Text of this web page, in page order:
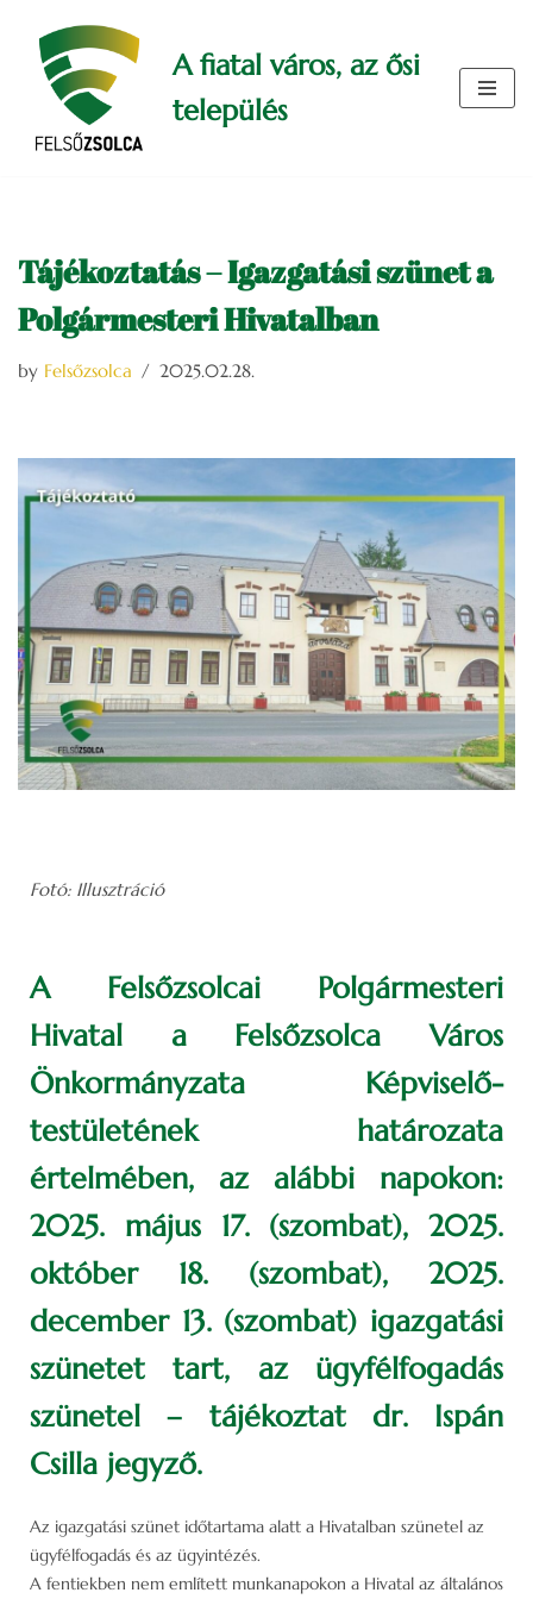
Skip
content
A fiatal város, az ősi
település
Tájékoztatás – Igazgatási szünet a
Polgármesteri Hivatalban
by Felsőzsolca 2025.02.28.
Fotó: Illusztráció
A Felsőzsolcai Polgármesteri
Hivatal a Felsőzsolca Város
Önkormányzata Képviselő-
testületének határozata
értelmében, az alábbi napokon:
2025. május 17. (szombat), 2025.
október 18. (szombat), 2025.
december 13. (szombat) igazgatási
szünetet tart, az ügyfélfogadás
szünetel – tájékoztat dr. Ispán
Csilla jegyző.
Az igazgatási szünet időtartama alatt a Hivatalban szünetel az
ügyfélfogadás és az ügyintézés.
A fentiekben nem említett munkanapokon a Hivatal az általános